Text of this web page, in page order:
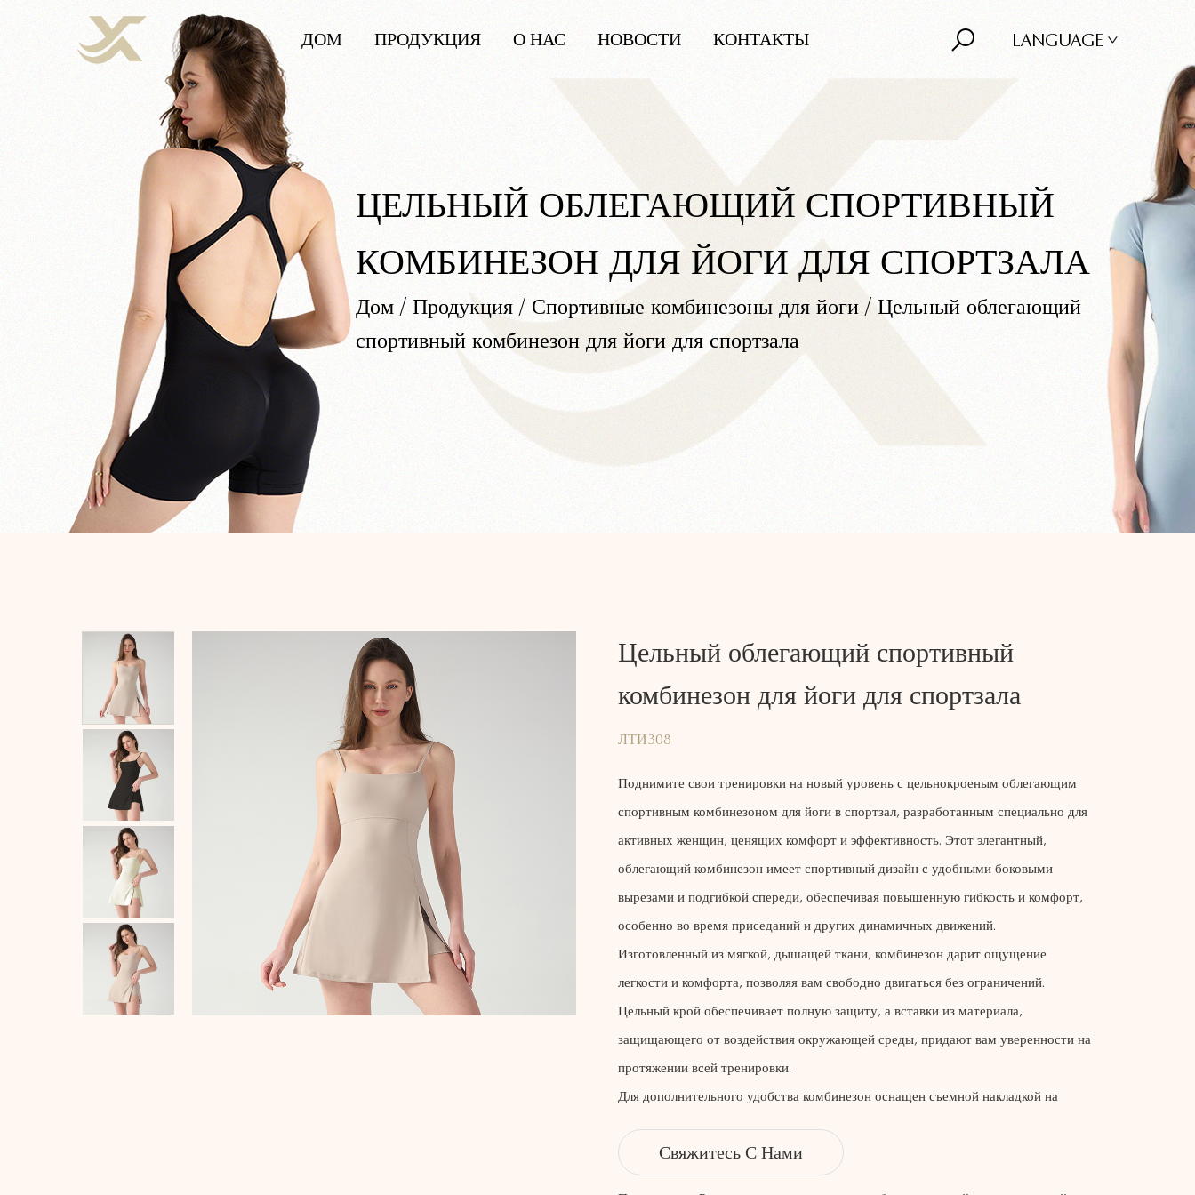
ДОМ ПРОДУКЦИЯ О НАС НОВОСТИ КОНТАКТЫ LANGUAGE
ЦЕЛЬНЫЙ ОБЛЕГАЮЩИЙ СПОРТИВНЫЙ
КОМБИНЕЗОН ДЛЯ ЙОГИ ДЛЯ СПОРТЗАЛА
Дом/ Продукция/Спортивные комбинезоны для йоги /Цельный облегающий
спортивный комбинезон для йоги для спортзала
Цельный облегающий спортивный
комбинезон для йоги для спортзала
ЛТИ308
Поднимите свои тренировки на новый уровень с цельнокроеным облегающим
спортивным комбинезоном для йоги в спортзал, разработанным специально для
активных женщин, ценящих комфорт и эффективность. Этот элегантный,
облегающий комбинезон имеет спортивный дизайн с удобными боковыми
вырезами и подгибкой спереди, обеспечивая повышенную гибкость и комфорт,
особенно во время приседаний и других динамичных движений.
Изготовленный из мягкой, дышащей ткани, комбинезон дарит ощущение
легкости и комфорта, позволяя вам свободно двигаться без ограничений.
Цельный крой обеспечивает полную защиту, а вставки из материала,
защищающего от воздействия окружающей среды, придают вам уверенности на
протяжении всей тренировки.
Для дополнительного удобства комбинезон оснащен съемной накладкой на
вашими предпочтениями. Занимаетесь ли вы йогой, поднимаете тяжести или
Свяжитесь С Нами